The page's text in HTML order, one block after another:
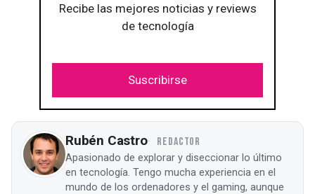
Recibe las mejores noticias y reviews
de tecnología
Suscribirse
Rubén Castro REDACTOR
Apasionado de explorar y diseccionar lo último
en tecnología. Tengo mucha experiencia en el
mundo de los ordenadores y el gaming, aunque